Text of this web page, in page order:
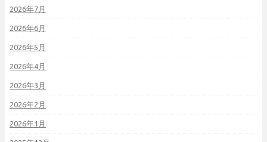
2026年7月
2026年6月
2026年5月
2026年4月
2026年3月
2026年2月
2026年1月